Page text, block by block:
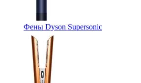
Фены Dyson Supersonic